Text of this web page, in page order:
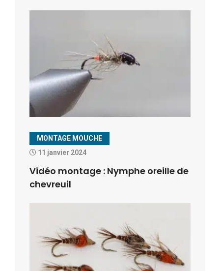
MONTAGE MOUCHE
11 janvier 2024
Vidéo montage : Nymphe oreille de
chevreuil